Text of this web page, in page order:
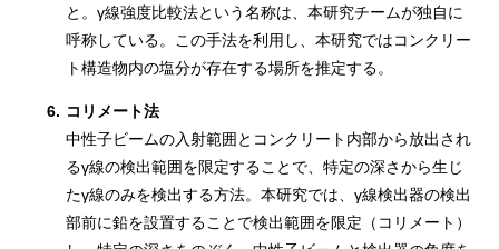
と。γ線強度比較法という名称は、本研究チームが独自に
呼称している。この手法を利用し、本研究ではコンクリー
ト構造物内の塩分が存在する場所を推定する。
6. コリメート法
中性子ビームの入射範囲とコンクリート内部から放出され
るγ線の検出範囲を限定することで、特定の深さから生じ
たγ線のみを検出する方法。本研究では、γ線検出器の検出
部前に鉛を設置することで検出範囲を限定（コリメート）